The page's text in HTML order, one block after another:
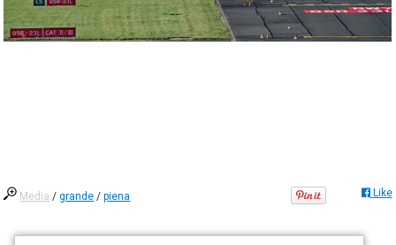
Media /grande /piena Like